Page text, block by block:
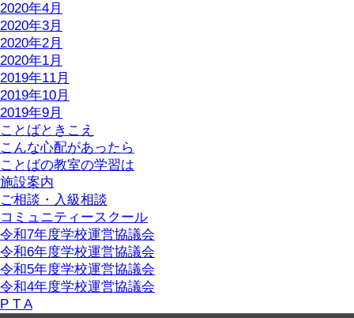
2020年4月
2020年3月
2020年2月
2020年1月
2019年11月
2019年10月
2019年9月
ことばときこえ
こんな心配があったら
ことばの教室の学習は
施設案内
ご相談・入級相談
コミュニティースクール
令和7年度学校運営協議会
令和6年度学校運営協議会
令和5年度学校運営協議会
令和4年度学校運営協議会
P T A